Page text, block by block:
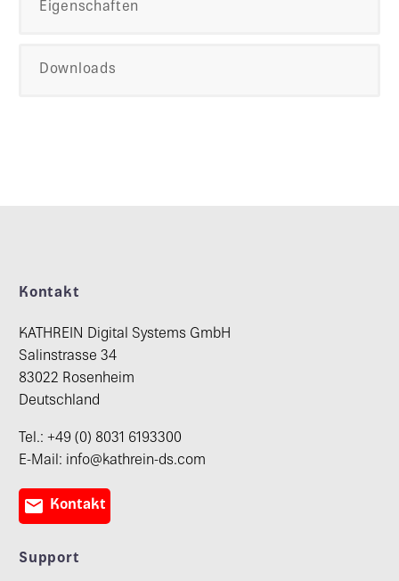
Eigenschaften
Downloads
Kontakt
KATHREIN Digital Systems GmbH
Salinstrasse 34
83022 Rosenheim
Deutschland
Tel.: +49 (0) 8031 6193300
E-Mail: info@kathrein-ds.com
 Kontakt
Support